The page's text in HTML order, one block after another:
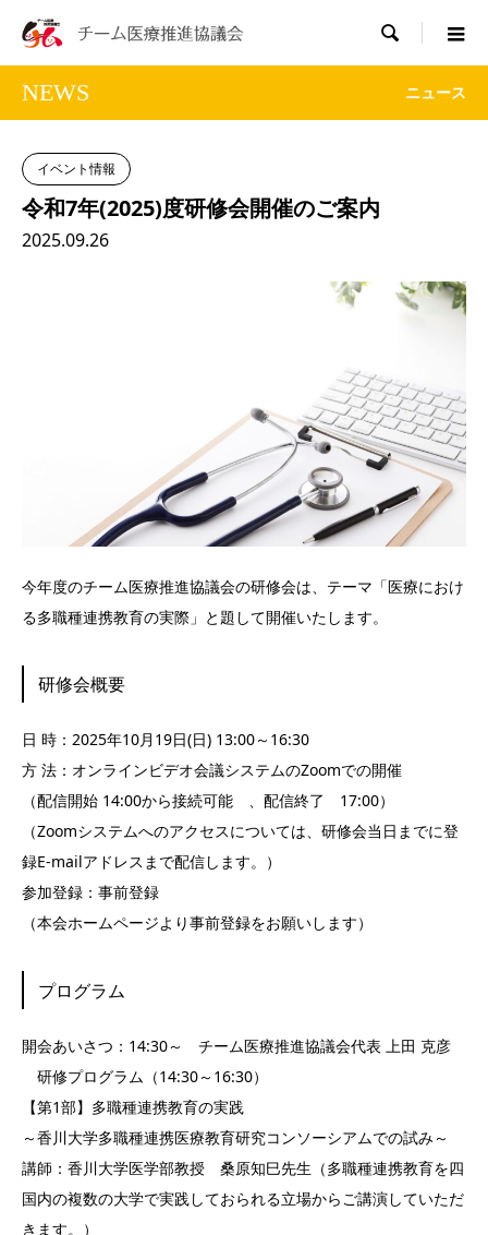

NEWS ニュース
イベント情報
令和7年(2025)度研修会開催のご案内
2025.09.26
今年度のチーム医療推進協議会の研修会は、テーマ「医療におけ
る多職種連携教育の実際」と題して開催いたします。
研修会概要
日 時：2025年10月19日(日) 13:00～16:30
方 法：オンラインビデオ会議システムのZoomでの開催
（配信開始 14:00から接続可能 、配信終了 17:00）
（Zoomシステムへのアクセスについては、研修会当日までに登
録E-mailアドレスまで配信します。）
参加登録：事前登録
（本会ホームページより事前登録をお願いします）
プログラム
開会あいさつ：14:30～ チーム医療推進協議会代表 上田 克彦
研修プログラム（14:30～16:30）
【第1部】多職種連携教育の実践
～香川大学多職種連携医療教育研究コンソーシアムでの試み～
講師：香川大学医学部教授 桑原知巳先生（多職種連携教育を四
国内の複数の大学で実践しておられる立場からご講演していただ
きます。）